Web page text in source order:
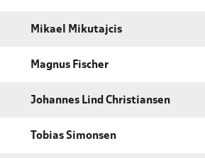
Mikael Mikutajcis
Magnus Fischer
Johannes Lind Christiansen
Tobias Simonsen